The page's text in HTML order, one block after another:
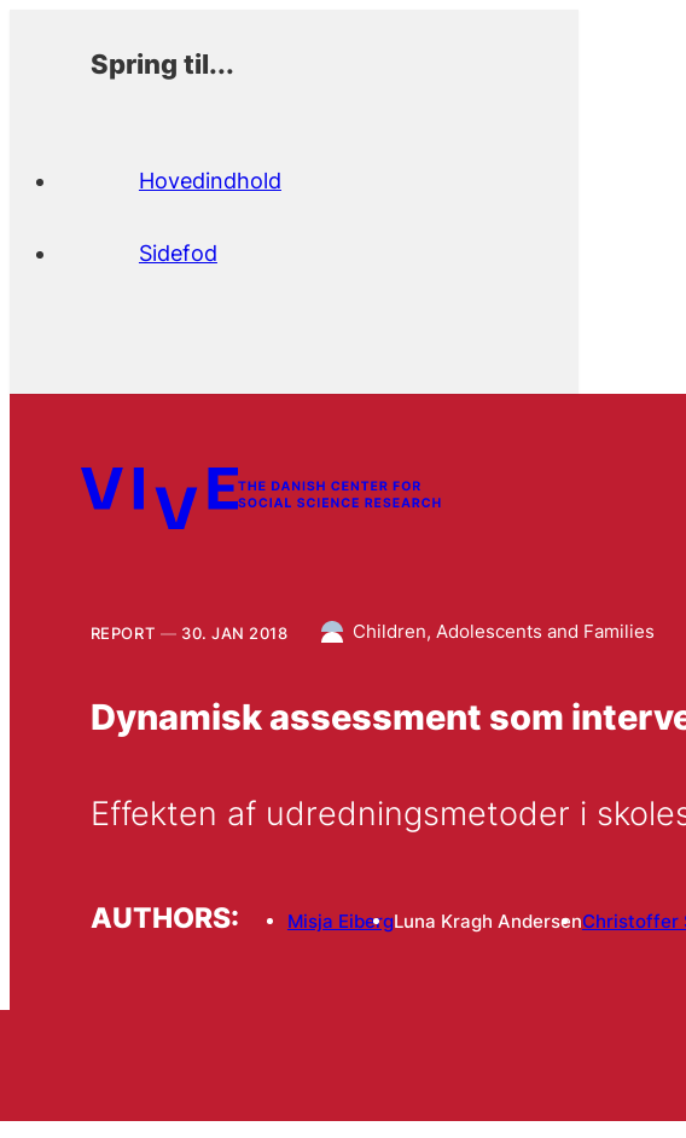
Spring til...
Hovedindhold
Sidefod
REPORT 30. JAN 2018 Children, Adolescents and Families
Dynamisk assessment som
Effekten af udredningsmetoder i
AUTHORS: Misja EibergLuna Kragh AndersenChristoffer